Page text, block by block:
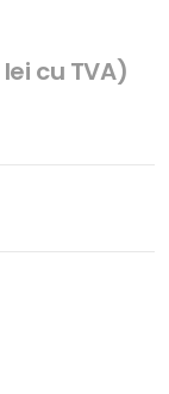
lei cu TVA)